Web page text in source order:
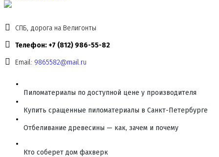
СПБ, дорога на Велигонты
Телефон: +7 (812) 986-55-82
Email: 9865582@mail.ru
Пиломатериалы по доступной цене у производителя
Купить сращенные пиломатериалы в Санкт-Петербурге
Отбеливание древесины — как, зачем и почему
Кто соберет дом фахверк